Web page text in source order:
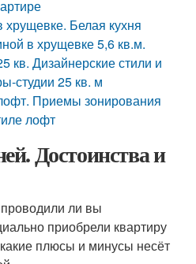
хрущевке. Белая кухня
в хрущевке 5,6 кв.м.
кв. Дизайнерские стили и
студии 25 кв. м
Приемы зонирования
лофт
Достоинства и
ли вы
приобрели квартиру
плюсы и минусы несёт